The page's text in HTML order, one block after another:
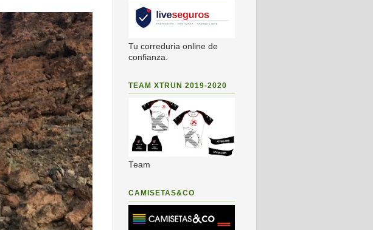
Tu correduria online de
confianza.
TEAM XTRUN 2019-2020
Team
CAMISETAS&CO